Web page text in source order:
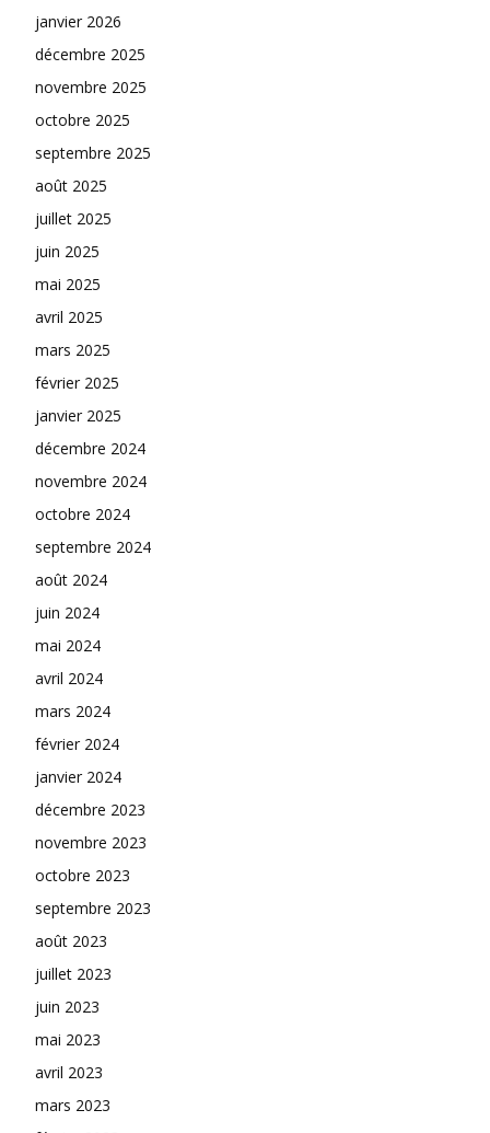
janvier 2026
décembre 2025
novembre 2025
octobre 2025
septembre 2025
août 2025
juillet 2025
juin 2025
mai 2025
avril 2025
mars 2025
février 2025
janvier 2025
décembre 2024
novembre 2024
octobre 2024
septembre 2024
août 2024
juin 2024
mai 2024
avril 2024
mars 2024
février 2024
janvier 2024
décembre 2023
novembre 2023
octobre 2023
septembre 2023
août 2023
juillet 2023
juin 2023
mai 2023
avril 2023
mars 2023